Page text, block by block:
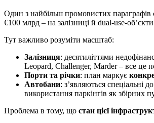
Один з найбільш промовистих
€100 млрд – на залізниці й dual-use-
Тут важливо розуміти масштаб:
Залізниця: десятиліттями
Leopard, Challenger, Marder – все це
Порти та річки: план маркує
Автобани: з’являються спеціальні
використання паркінгів як збірних
Проблема в тому, що стан цієї